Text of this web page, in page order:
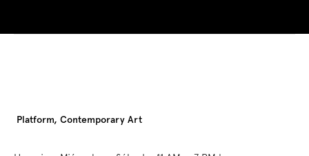
Platform, Contemporary Art